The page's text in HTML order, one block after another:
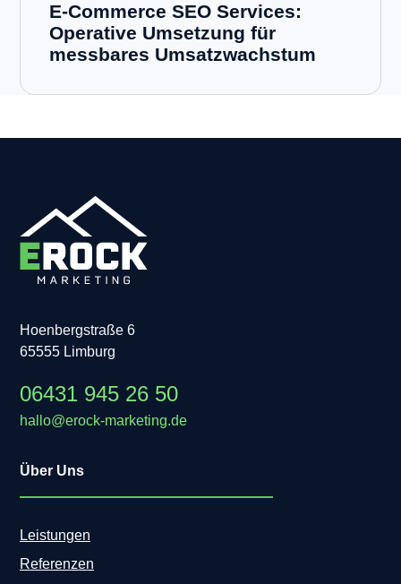
E-Commerce SEO Services:
Operative Umsetzung für
messbares Umsatzwachstum
Hoenbergstraße 6
65555 Limburg
06431 945 26 50
hallo@erock-marketing.de
Über Uns
Leistungen
Referenzen